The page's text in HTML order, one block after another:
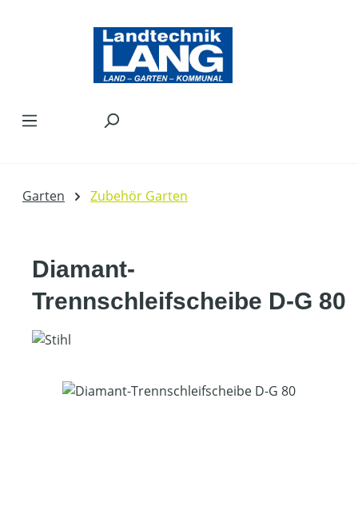
Garten Zubehör Garten
Diamant-
Trennschleifscheibe D-G 80
Bildergalerie überspringen